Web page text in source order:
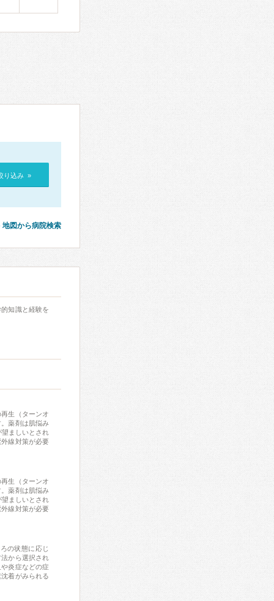
り込み »
地図から病院検索
知識と経験を
生（ターンオ
薬剤は肌悩み
ましいとされ
線対策が必要
生（ターンオ
薬剤は肌悩み
ましいとされ
線対策が必要
の状態に応じ
から選択され
炎症などの症
着がみられる